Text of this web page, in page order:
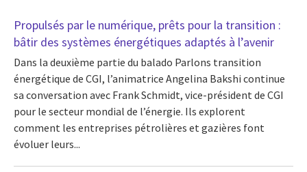
Propulsés par le numérique, prêts pour la transition :
bâtir des systèmes énergétiques adaptés à l’avenir
Dans la deuxième partie du balado Parlons transition
énergétique de CGI, l’animatrice Angelina Bakshi continue
sa conversation avec Frank Schmidt, vice-président de CGI
pour le secteur mondial de l’énergie. Ils explorent
comment les entreprises pétrolières et gazières font
évoluer leurs...